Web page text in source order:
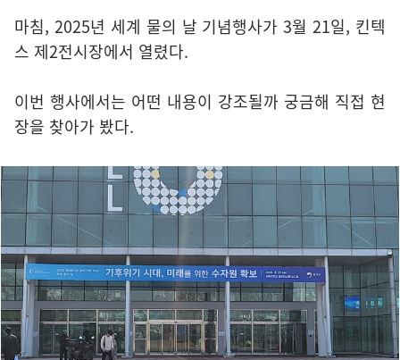
마침, 2025년 세계 물의 날 기념행사가 3월 21일, 킨텍
스 제2전시장에서 열렸다.
이번 행사에서는 어떤 내용이 강조될까 궁금해 직접 현
장을 찾아가 봤다.